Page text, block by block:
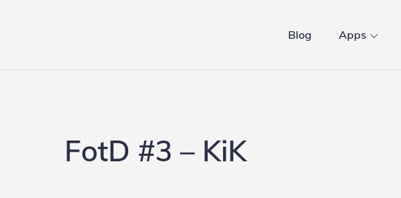
Blog Apps
FotD #3 – KiK